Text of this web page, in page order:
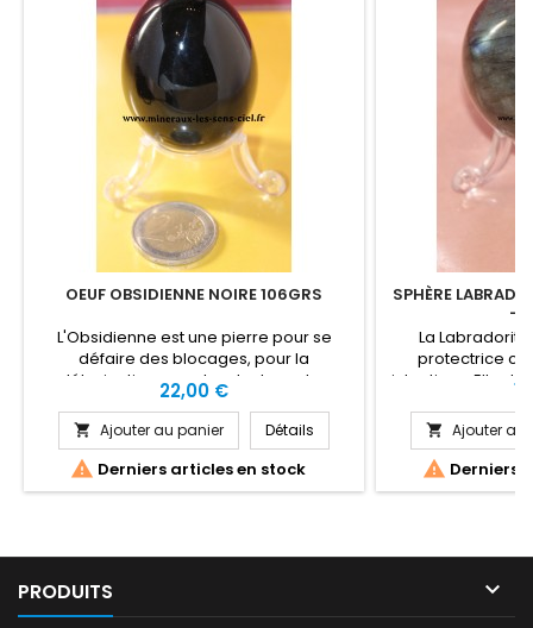
OEUF OBSIDIENNE NOIRE 106GRS
L'Obsidienne est une pierre pour se
défaire des blocages, pour la
détoxication, pour les douleurs, les
crampes, l'arthrite, douleur articulaire et
saignement. Elle extirpe avec force la
négativité et renvoie les
malédictions.L'Obsidienne noire est
bénéfique pour la force, la digestion de
Prix
22,00 €
 Ajouter au panier Détails
 Derniers articles en stock
SPHÈRE
-
La
protectrice
intentions. Elle
Labradorite
dons
bénéfique pour
stress, la
 Ajouter au
 Derniers
PRODUITS 